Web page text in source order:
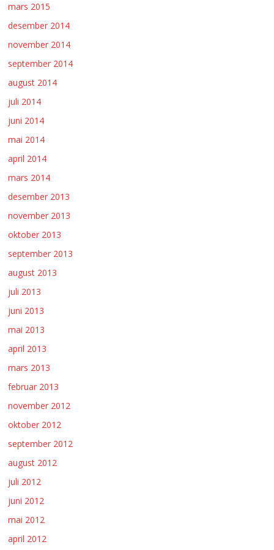
mars 2015
desember 2014
november 2014
september 2014
august 2014
juli 2014
juni 2014
mai 2014
april 2014
mars 2014
desember 2013
november 2013
oktober 2013
september 2013
august 2013
juli 2013
juni 2013
mai 2013
april 2013
mars 2013
februar 2013
november 2012
oktober 2012
september 2012
august 2012
juli 2012
juni 2012
mai 2012
april 2012